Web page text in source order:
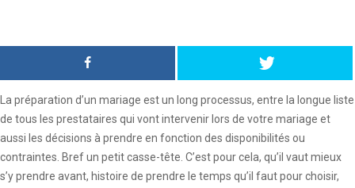
La préparation d’un mariage est un long processus, entre la longue liste
de tous les prestataires qui vont intervenir lors de votre mariage et
aussi les décisions à prendre en fonction des disponibilités ou
contraintes. Bref un petit casse-tête. C’est pour cela, qu’il vaut mieux
s’y prendre avant, histoire de prendre le temps qu’il faut pour choisir,